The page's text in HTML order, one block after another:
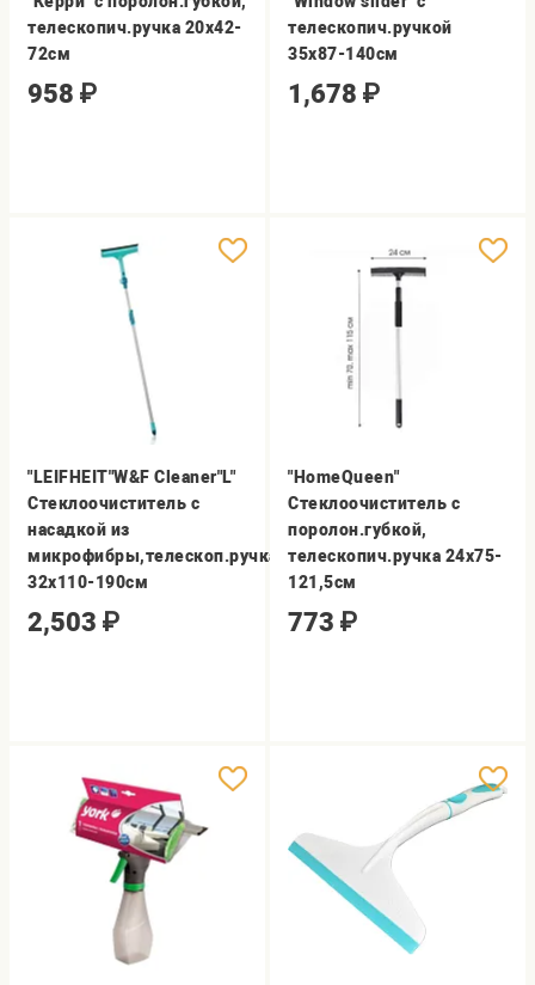
телескопич.ручка 20х42-
72см
958 ₽
телескопич.ручкой
35х87-140см
1,678 ₽
"LEIFHEIT"W&F Cleaner"L"
Стеклоочиститель с
насадкой из
микрофибры,телескоп.ручка
32х110-190см
2,503 ₽
"HomeQueen"
Стеклоочиститель с
поролон.губкой,
телескопич.ручка 24х75-
121,5см
773 ₽